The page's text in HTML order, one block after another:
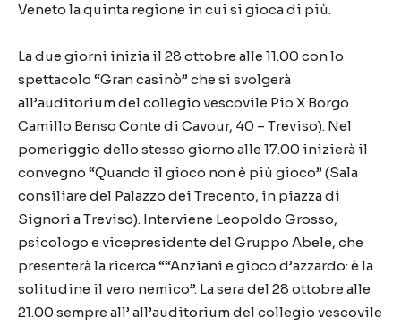
Veneto la quinta regione in cui si gioca di più.
La due giorni inizia il 28 ottobre alle 11.00 con lo
spettacolo “Gran casinò” che si svolgerà
all’auditorium del collegio vescovile Pio X Borgo
Camillo Benso Conte di Cavour, 40 – Treviso). Nel
pomeriggio dello stesso giorno alle 17.00 inizierà il
convegno “Quando il gioco non è più gioco” (Sala
consiliare del Palazzo dei Trecento, in piazza di
Signori a Treviso). Interviene Leopoldo Grosso,
psicologo e vicepresidente del Gruppo Abele, che
presenterà la ricerca ““Anziani e gioco d’azzardo: è la
solitudine il vero nemico”. La sera del 28 ottobre alle
21.00 sempre all’ all’auditorium del collegio vescovile